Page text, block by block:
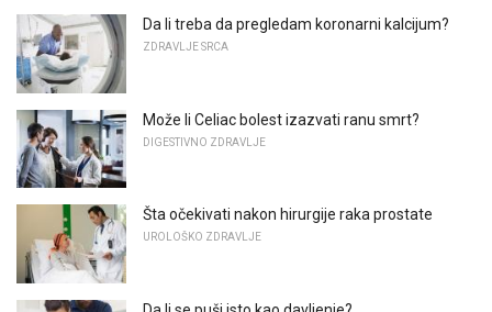
Da li treba da pregledam koronarni kalcijum?
ZDRAVLJE SRCA
Može li Celiac bolest izazvati ranu smrt?
DIGESTIVNO ZDRAVLJE
Šta očekivati ​​nakon hirurgije raka prostate
UROLOŠKO ZDRAVLJE